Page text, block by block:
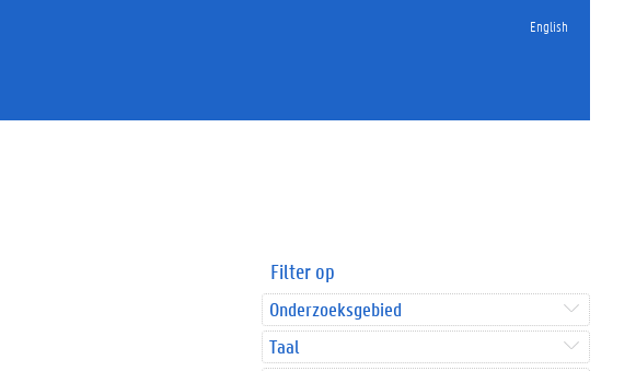
English
Filter op
Onderzoeksgebied
Taal